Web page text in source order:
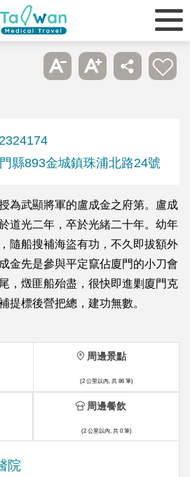
縣893金城鎮珠浦北路24號
為武顯將軍的盧成金之府第。盧成
道光二年，卒於光緒二十年。幼年
隨船搜補海盜有功，不久即拔額外
金先是參與平定竄佔廈門的小刀會
，燬匪船殆盡，很快即進剿廈門克
提標後營把總，建功無數。
院
周邊景點
(2 公里以內, 共 86 筆)
周邊餐飲
(2 公里以內, 共 0 筆)